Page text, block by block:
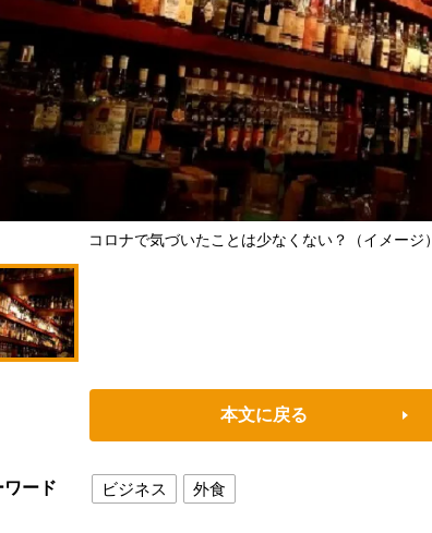
コロナで気づいたことは少なくない？（イメージ）
本文に戻る
ワード ビジネス 外食